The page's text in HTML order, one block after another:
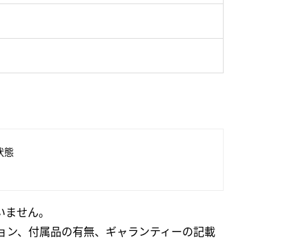
態
せん。
、付属品の有無、ギャランティーの記載